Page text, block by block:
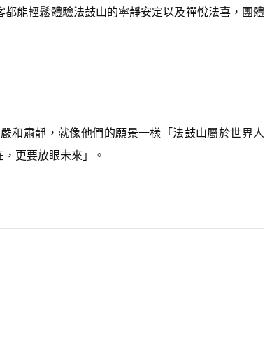
s
t
a
e
能輕鬆體驗法鼓山的寧靜安定以及禪悅法喜，團體
和肅靜，就像他們的願景一樣「法鼓山屬於世界人
更要放眼未來」。